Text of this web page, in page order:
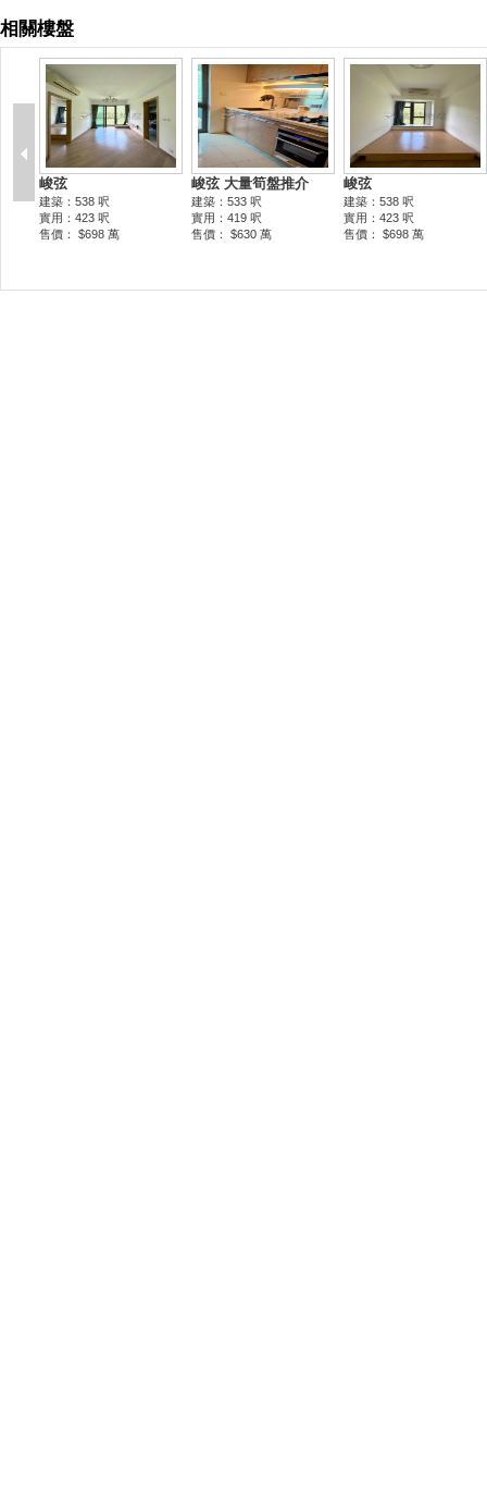
相關樓盤
峻弦
建築：538 呎
實用：423 呎
售價： $698 萬
峻弦 大量筍盤推介
建築：533 呎
實用：419 呎
售價： $630 萬
峻弦
建築：538 呎
實用：423 呎
售價： $698 萬